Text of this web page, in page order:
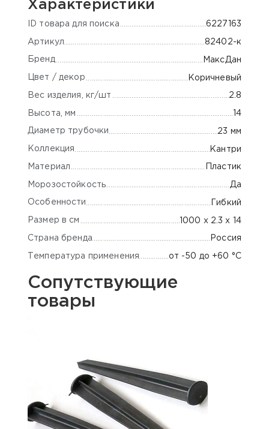
Характеристики
ID товара для поиска 6227163
Артикул 82402-к
Бренд МаксДан
Цвет / декор Коричневый
Вес изделия, кг/шт 2.8
Высота, мм 14
Диаметр трубочки 23 мм
Коллекция Кантри
Материал Пластик
Морозостойкость Да
Особенности Гибкий
Размер в см 1000 x 2.3 x 14
Страна бренда Россия
Температура применения от -50 до +60 °C
Сопутствующие
товары